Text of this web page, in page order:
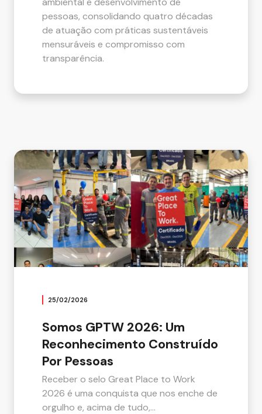
pessoas, consolidando quatro décadas
de atuação com práticas sustentáveis
mensuráveis e compromisso com
transparência.
25/02/2026
Somos GPTW 2026: Um
Reconhecimento Construído
Por Pessoas
Receber o selo Great Place to Work
2026 é uma conquista que nos enche de
orgulho e, acima de tudo,…